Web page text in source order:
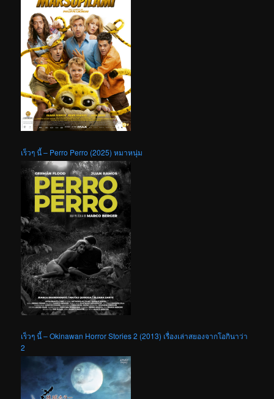
เร็วๆ นี้ – Perro Perro (2025) หมาหนุ่ม
เร็วๆ นี้ – Okinawan Horror Stories 2 (2013) เรื่องเล่าสยองจากโอกินาว่า
2